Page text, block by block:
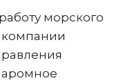
морского
компании